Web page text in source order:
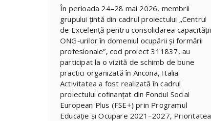
În perioada 24–28 mai 2026, membrii
grupului țintă din cadrul proiectului „Centrul
de Excelență pentru consolidarea capacității
ONG-urilor în domeniul ocupării și formării
profesionale”, cod proiect 311837, au
participat la o vizită de schimb de bune
practici organizată în Ancona, Italia.
Activitatea a fost realizată în cadrul
proiectului cofinanțat din Fondul Social
European Plus (FSE+) prin Programul
Educație și Ocupare 2021–2027, Prioritatea